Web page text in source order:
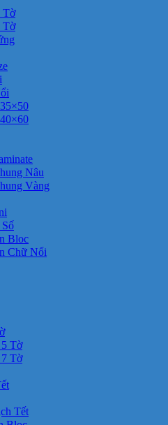
Tờ
Tờ
Nâu
Vàng
Bloc
Chữ Nổi
Tờ
Tờ
Tết